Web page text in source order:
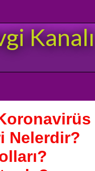
Kanalı
Nelerdir?